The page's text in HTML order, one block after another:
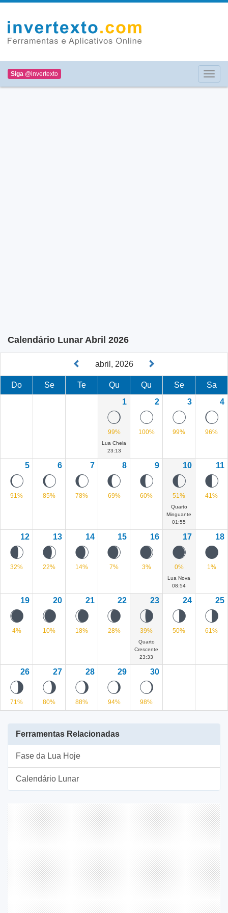
Siga @invertexto
Calendário Lunar Abril 2026
abril, 2026
Do Se Te Qu Qu Se
Sa
1
N
99%
Lua Cheia
23:13
2
@
100%
3
@
99%
4
M
96%
5
L
91%
6
K
85%
7
J
78%
8
I
69%
9
H
60%
10
H
51%
Quarto
Minguante
01:55
11
G
41%
12
F
32%
13
E
22%
14
D
14%
15
C
7%
16
B
3%
17
A
0%
Lua Nova
08:54
18
0
1%
19
Z
4%
20
Y
10%
21
X
18%
22
W
28%
23
U
39%
Quarto
Crescente
23:33
24
T
50%
25
T
61%
26
S
71%
27
R
80%
28
Q
88%
29
P
94%
30
O
98%
Ferramentas Relacionadas
Fase da Lua Hoje
Calendário Lunar